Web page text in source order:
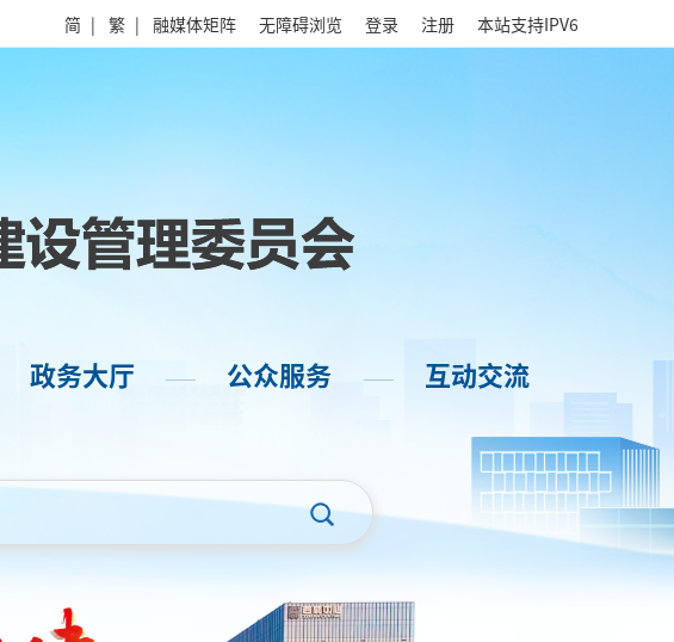
简 | 繁 | 融媒体矩阵 无障碍浏览 登录 注册 本站支持IPV6
政务大厅 —— 公众服务 —— 互动交流